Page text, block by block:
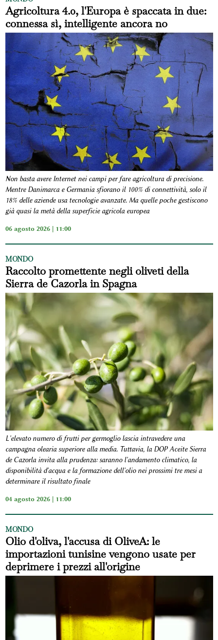
Agricoltura 4.0, l'Europa è spaccata in due:
connessa sì, intelligente ancora no
Non basta avere Internet nei campi per fare agricoltura di precisione.
Mentre Danimarca e Germania sfiorano il 100% di connettività, solo il
18% delle aziende usa tecnologie avanzate. Ma quelle poche gestiscono
già quasi la metà della superficie agricola europea
06 agosto 2026 | 11:00
MONDO
Raccolto promettente negli oliveti della
Sierra de Cazorla in Spagna
L'elevato numero di frutti per germoglio lascia intravedere una
campagna olearia superiore alla media. Tuttavia, la DOP Aceite Sierra
de Cazorla invita alla prudenza: saranno l'andamento climatico, la
disponibilità d'acqua e la formazione dell'olio nei prossimi tre mesi a
determinare il risultato finale
04 agosto 2026 | 11:00
MONDO
Olio d'oliva, l'accusa di OliveA: le
importazioni tunisine vengono usate per
deprimere i prezzi all'origine